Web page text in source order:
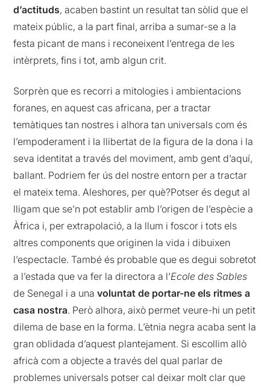
d’actituds, acaben bastint un resultat tan sòlid que el
mateix públic, a la part final, arriba a sumar-se a la
festa picant de mans i reconeixent l’entrega de les
intèrprets, fins i tot, amb algun crit.
Sorprèn que es recorri a mitologies i ambientacions
foranes, en aquest cas africana, per a tractar
temàtiques tan nostres i alhora tan universals com és
l’empoderament i la llibertat de la figura de la dona i la
seva identitat a través del moviment, amb gent d’aquí,
ballant. Podriem fer ús del nostre entorn per a tractar
el mateix tema. Aleshores, per què?Potser és degut al
lligam que se’n pot establir amb l’origen de l’espècie a
Àfrica i, per extrapolació, a la llum i foscor i tots els
altres components que originen la vida i dibuixen
l’espectacle. També és probable que es degui sobretot
a l’estada que va fer la directora a l’Ecole des Sables
de Senegal i a unavoluntat de portar-ne els ritmes a
casa nostra. Però alhora, això permet veure-hi un petit
dilema de base en la forma. L’ètnia negra acaba sent la
gran oblidada d’aquest plantejament. Si escollim allò
africà com a objecte a través del qual parlar de
problemes universals potser cal deixar molt clar que